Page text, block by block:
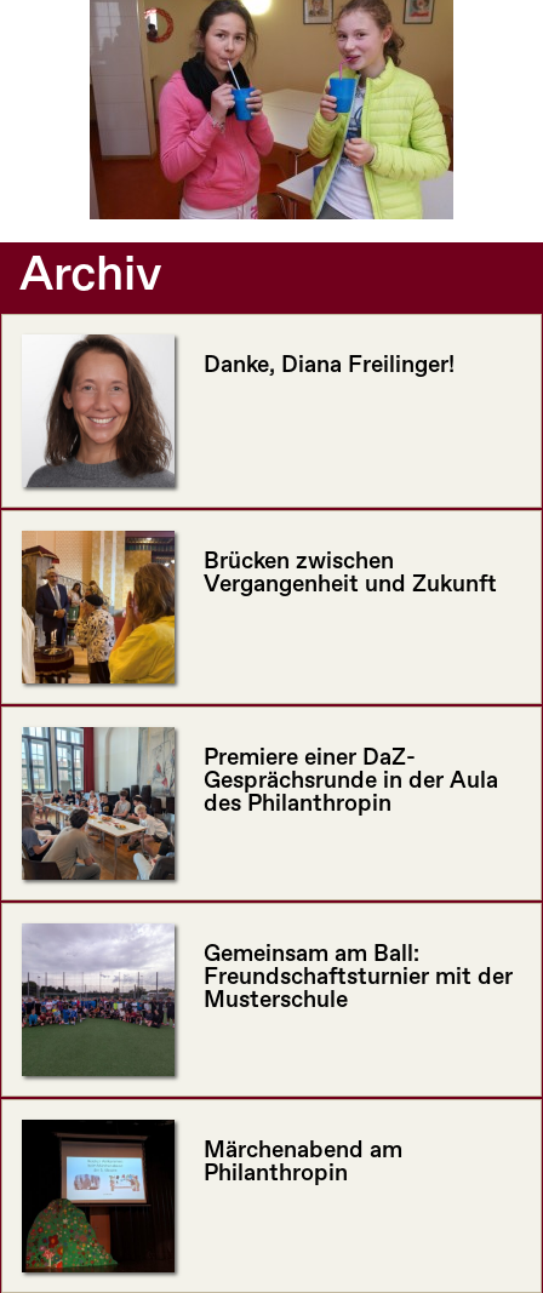
Archiv
Danke, Diana Freilinger!
Brücken zwischen
Vergangenheit und Zukunft
Premiere einer DaZ-
Gesprächsrunde in der Aula
des Philanthropin
Gemeinsam am Ball:
Freundschaftsturnier mit der
Musterschule
Märchenabend am
Philanthropin